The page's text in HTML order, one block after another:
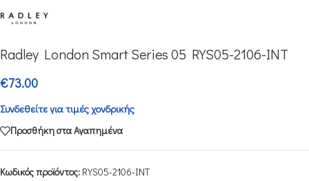
Radley London Smart Series 05 RYS05-2106-INT
€73.00
Συνδεθείτε για τιμές χονδρικής
Προσθήκη στα Αγαπημένα
Κωδικός προϊόντος: RYS05-2106-INT